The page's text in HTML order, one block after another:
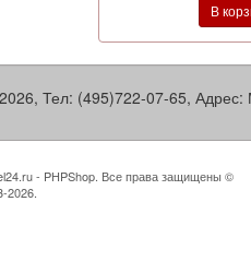
В
2026, Тел: (495)722-07-65, Адрес:
- PHPShop. Все права защищены ©
2026.